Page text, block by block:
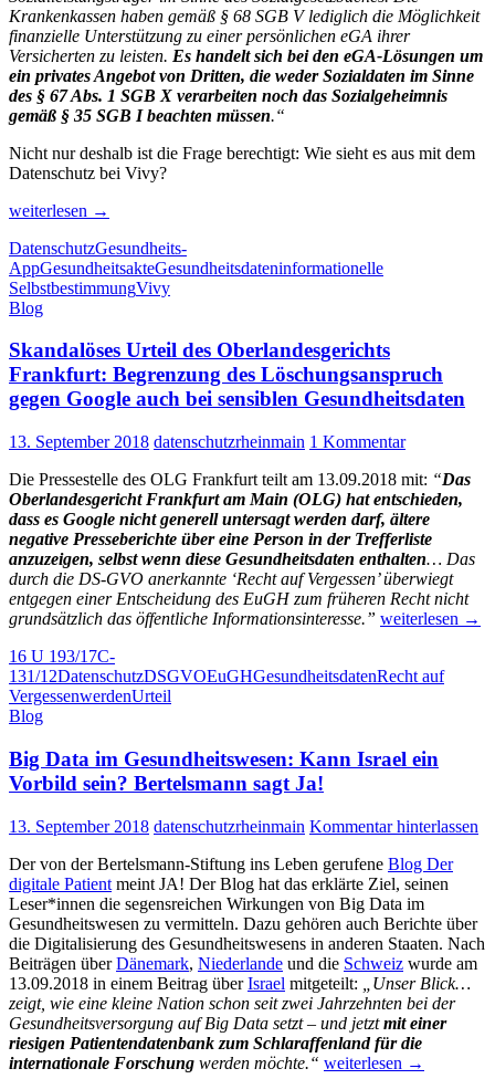
Krankenkassen haben gemäß § 68 SGB V lediglich die Möglichkeit
finanzielle Unterstützung zu einer persönlichen eGA ihrer
Versicherten zu leisten. Es handelt sich bei den eGA-Lösungen um
ein privates Angebot von Dritten, die weder Sozialdaten im Sinne
des § 67 Abs. 1 SGB X verarbeiten noch das Sozialgeheimnis
gemäß § 35 SGB I beachten müssen.“
Nicht nur deshalb ist die Frage berechtigt: Wie sieht es aus mit dem
Datenschutz bei Vivy?
Gesundheits-
Vivy:
Wie
sieht
es
mit
dem
Datenschutz?
weiterlesen →
DatenschutzGesundheits-
AppGesundheitsakteGesundheitsdateninformationelle
SelbstbestimmungVivy
Blog
Skandalöses Urteil des Oberlandesgerichts
Frankfurt: Begrenzung des Löschungsanspruch
gegen Google auch bei sensiblen Gesundheitsdaten
13. September 2018 datenschutzrheinmain 1 Kommentar
Die Pressestelle des OLG Frankfurt teilt am 13.09.2018 mit: “Das
Oberlandesgericht Frankfurt am Main (OLG) hat entschieden,
dass es Google nicht generell untersagt werden darf, ältere
negative Presseberichte über eine Person in der Trefferliste
anzuzeigen, selbst wenn diese Gesundheitsdaten enthalten… Das
durch die DS-GVO anerkannte ‘Recht auf Vergessen’ überwiegt
entgegen einer Entscheidung des EuGH zum früheren Recht nicht
grundsätzlich das öffentliche Informationsinteresse.” Skandalöses
auch
bei
sensiblen
weiterlesen →
16 U 193/17C-
131/12DatenschutzDSGVOEuGHGesundheitsdatenRecht auf
VergessenwerdenUrteil
Blog
Big Data im Gesundheitswesen: Kann Israel ein
Vorbild sein? Bertelsmann sagt Ja!
13. September 2018 datenschutzrheinmain Kommentar hinterlassen
Der von der Bertelsmann-Stiftung ins Leben gerufene Blog Der
digitale Patient meint JA! Der Blog hat das erklärte Ziel, seinen
Leser*innen die segensreichen Wirkungen von Big Data im
Gesundheitswesen zu vermitteln. Dazu gehören auch Berichte über
die Digitalisierung des Gesundheitswesens in anderen Staaten. Nach
Beiträgen überDänemark, Niederlande und die Schweiz wurde am
13.09.2018 in einem Beitrag überIsrael mitgeteilt:
„Unser Blick…
zeigt, wie eine kleine Nation schon seit zwei Jahrzehnten bei der
Gesundheitsversorgung auf Big Data setzt – und jetztmit einer
riesigen Patientendatenbank zum Schlaraffenland für die
internationale Forschung werden möchte.“ Big
weiterlesen →